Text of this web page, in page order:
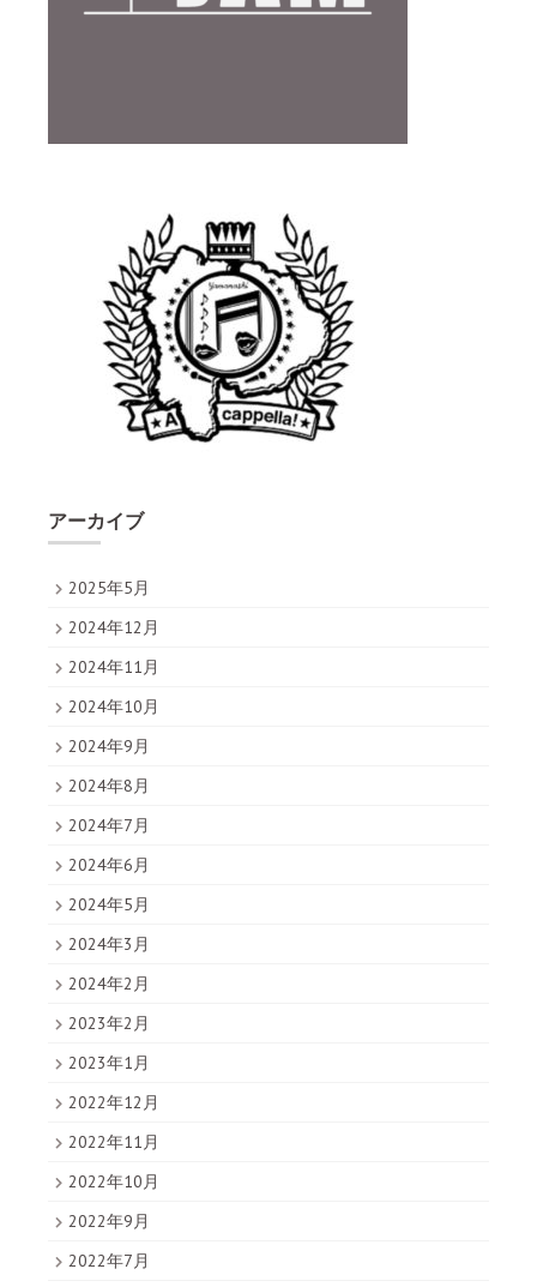
アーカイブ
2025年5月
2024年12月
2024年11月
2024年10月
2024年9月
2024年8月
2024年7月
2024年6月
2024年5月
2024年3月
2024年2月
2023年2月
2023年1月
2022年12月
2022年11月
2022年10月
2022年9月
2022年7月